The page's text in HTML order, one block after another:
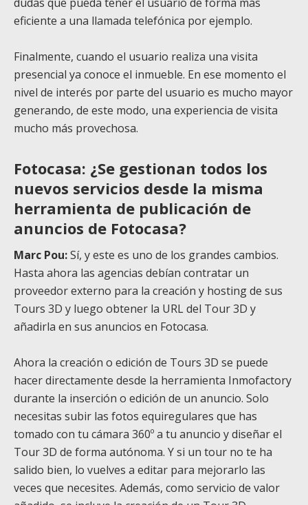
eficiente a una llamada telefónica por ejemplo.
Finalmente, cuando el usuario realiza una visita
presencial ya conoce el inmueble. En ese momento el
nivel de interés por parte del usuario es mucho mayor
generando, de este modo, una experiencia de visita
mucho más provechosa.
Fotocasa: ¿Se gestionan todos los
nuevos servicios desde la misma
herramienta de publicación de
anuncios de Fotocasa?
Marc Pou:Sí, y este es uno de los grandes cambios.
Hasta ahora las agencias debían contratar un
proveedor externo para la creación y hosting de sus
Tours 3D y luego obtener la URL del Tour 3D y
añadirla en sus anuncios en Fotocasa.
Ahora la creación o edición de Tours 3D se puede
hacer directamente desde la herramienta Inmofactory
durante la inserción o edición de un anuncio. Solo
necesitas subir las fotos equiregulares que has
tomado con tu cámara 360º a tu anuncio y diseñar el
Tour 3D de forma autónoma. Y si un tour no te ha
salido bien, lo vuelves a editar para mejorarlo las
veces que necesites. Además, como servicio de valor